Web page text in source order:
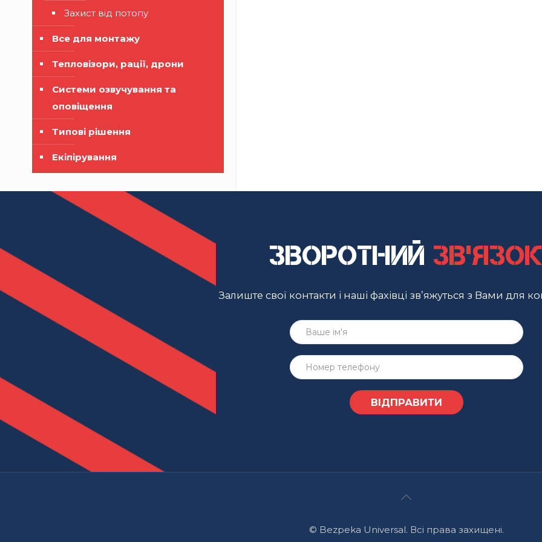
Захист від потопу
Все для монтажу
Тепловізори, рації, дрони
Системи озвучування та
оповіщення
Типові рішення
Екіпірування
Зворотний
Залиште свої контакти і наші фахівці зв’яжуться з Вами для
© Bezpeka Universal. Всі права захищені.